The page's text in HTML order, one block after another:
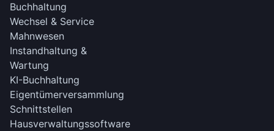
Buchhaltung
Wechsel & Service
Mahnwesen
Instandhaltung &
Wartung
KI-Buchhaltung
Eigentümerversammlung
Schnittstellen
Hausverwaltungssoftware